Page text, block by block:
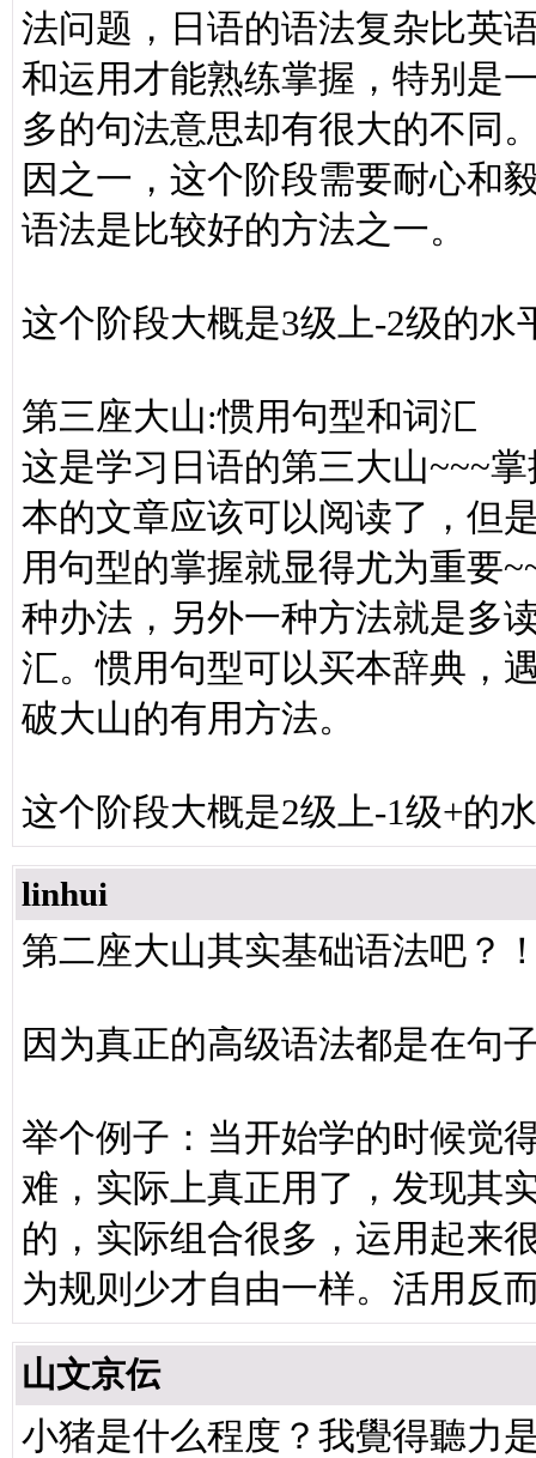
法问题，日语的语法复杂比英
和运用才能熟练掌握，特别是
多的句法意思却有很大的不同
因之一，这个阶段需要耐心和
语法是比较好的方法之一。
这个阶段大概是3级上-2级的水
第三座大山:惯用句型和词汇
这是学习日语的第三大山~~~
本的文章应该可以阅读了，但
用句型的掌握就显得尤为重要
种办法，另外一种方法就是多
汇。惯用句型可以买本辞典，
破大山的有用方法。
这个阶段大概是2级上-1级+的
linhui
第二座大山其实基础语法吧？
因为真正的高级语法都是在句
举个例子：当开始学的时候觉
难，实际上真正用了，发现其
的，实际组合很多，运用起来
为规则少才自由一样。活用反
山文京伝
小猪是什么程度？我覺得聽力